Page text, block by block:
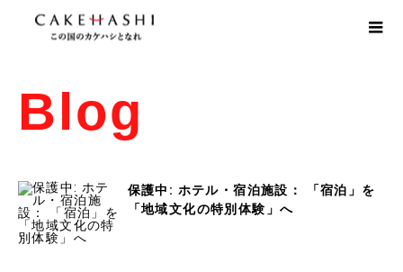
Blog
保護中: ホテル・宿泊施設： 「宿泊」を
「地域文化の特別体験」へ